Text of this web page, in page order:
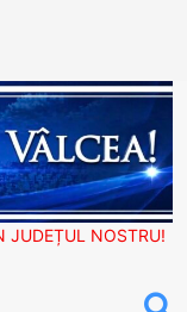
JUDEȚUL NOSTRU!